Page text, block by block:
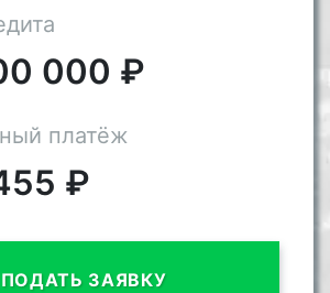
000 ₽
платёж
₽
ПОДАТЬ ЗАЯВКУ